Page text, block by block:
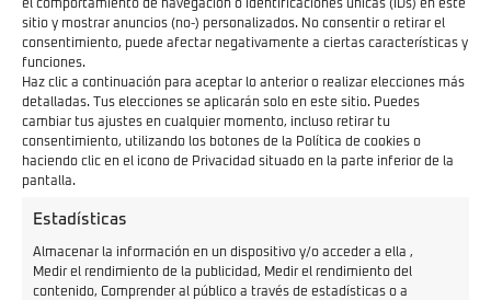
el comportamiento de navegación o identificaciones únicas (IDs) en este
sitio y mostrar anuncios (no-) personalizados. No consentir o retirar el
consentimiento, puede afectar negativamente a ciertas características y
funciones.
Haz clic a continuación para aceptar lo anterior o realizar elecciones más
detalladas. Tus elecciones se aplicarán solo en este sitio. Puedes
cambiar tus ajustes en cualquier momento, incluso retirar tu
consentimiento, utilizando los botones de la Política de cookies o
haciendo clic en el icono de Privacidad situado en la parte inferior de la
pantalla.
Estadísticas
Almacenar la información en un dispositivo y/o acceder a ella ,
Medir el rendimiento de la publicidad, Medir el rendimiento del
contenido, Comprender al público a través de estadísticas o a
Precio
3.650€
80 km